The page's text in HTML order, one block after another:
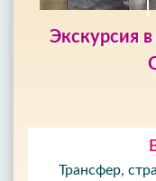
Экскурсия
Трансфер,